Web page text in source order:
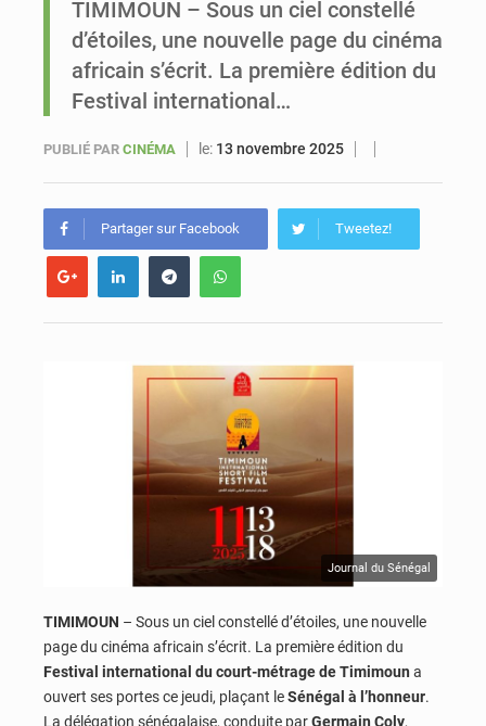
Sénégal : un nouveau commissariat inauguré à Touba afin de renforcer la sécurité
TIMIMOUN – Sous un ciel constellé
d’étoiles, une nouvelle page du cinéma
africain s’écrit. La première édition du
Festival international…
PUBLIÉ PAR CINÉMA le: 13 novembre 2025
Partager sur Facebook Tweetez!
Journal du Sénégal
TIMIMOUN – Sous un ciel constellé d’étoiles, une nouvelle
page du cinéma africain s’écrit. La première édition du
Festival international du court-métrage de Timimoun a
ouvert ses portes ce jeudi, plaçant leSénégal à l’honneur.
La délégation sénégalaise, conduite parGermain Coly,